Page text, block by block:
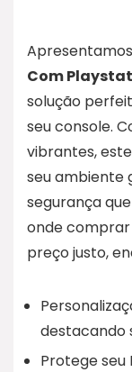
Com
solução
seu console.
vibrantes,
seu ambiente
segurança
onde comprar
preço justo,
destacando
Protege